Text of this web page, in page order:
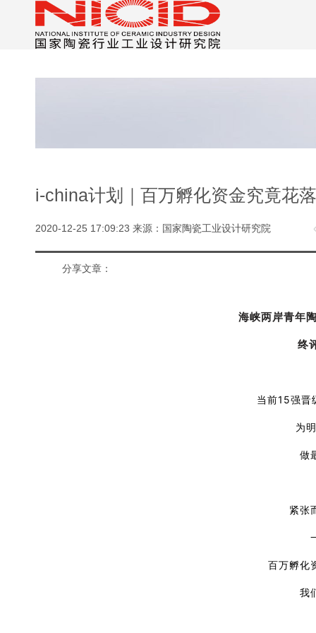
i-china计划｜百万孵化资金究竟花
2020-12-25 17:09:23 来源：国家陶瓷工业设计研究院
分享文章：
海峡两岸青年
终
当前15强晋
为
做
紧张
百万孵化
我